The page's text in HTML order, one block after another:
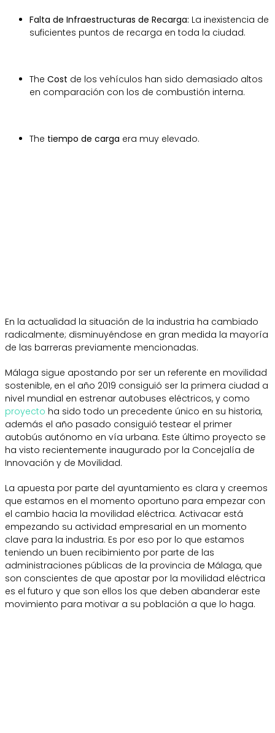
Falta de Infraestructuras de Recarga: La inexistencia de
suficientes puntos de recarga en toda la ciudad.
The Cost de los vehículos han sido demasiado altos
en comparación con los de combustión interna.
The tiempo de carga era muy elevado.
En la actualidad la situación de la industria ha cambiado
radicalmente; disminuyéndose en gran medida la mayoría
de las barreras previamente mencionadas.
Málaga sigue apostando por ser un referente en movilidad
sostenible, en el año 2019 consiguió ser la primera ciudad a
nivel mundial en estrenar autobuses eléctricos, y como
proyecto ha sido todo un precedente único en su historia,
además el año pasado consiguió testear el primer
autobús autónomo en vía urbana. Este último proyecto se
ha visto recientemente inaugurado por la Concejalía de
Innovación y de Movilidad.
La apuesta por parte del ayuntamiento es clara y creemos
que estamos en el momento oportuno para empezar con
el cambio hacia la movilidad eléctrica. Activacar está
empezando su actividad empresarial en un momento
clave para la industria. Es por eso por lo que estamos
teniendo un buen recibimiento por parte de las
administraciones públicas de la provincia de Málaga, que
son conscientes de que apostar por la movilidad eléctrica
es el futuro y que son ellos los que deben abanderar este
movimiento para motivar a su población a que lo haga.